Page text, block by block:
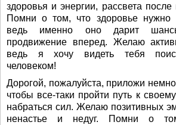
здоровья и энергии, рассвета
Помни о том, что здоровье нужно
ведь именно оно дарит
продвижение вперед. Желаю
ведь я хочу видеть тебя
человеком!
Дорогой, пожалуйста, приложи
чтобы все-таки пройти путь к
набраться сил. Желаю позитивных
ненастье и недуг. Помни о